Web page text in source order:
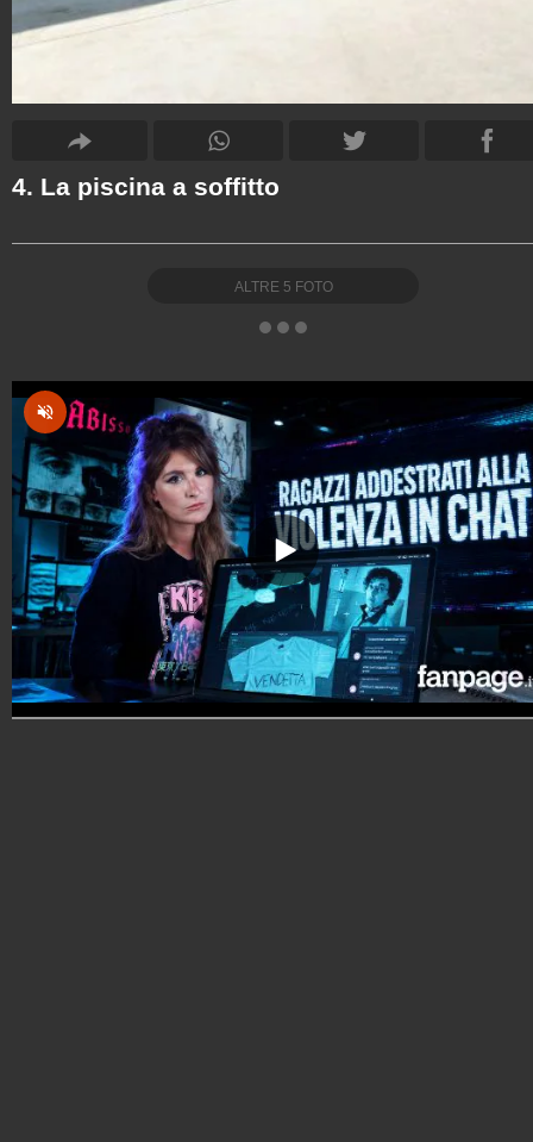
4. La piscina a soffitto
ALTRE 5 FOTO